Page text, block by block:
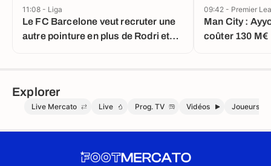
Le FC Barcelone veut recruter une
autre pointure en plus de Rodri et
11:08 - Liga
Man City :
coûter 130 M€
09:42 - Premier
Explorer
Live Mercato Live Prog. TV Vidéos Joueurs